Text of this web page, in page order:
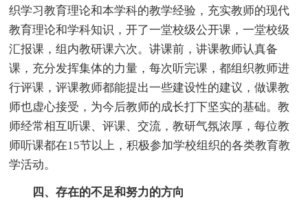
织学习教育理论和本学科的教学经验，充实教师的现代
教育理论和学科知识，开了一堂校级公开课，一堂校级
汇报课，组内教研课六次。讲课前，讲课教师认真备
课，充分发挥集体的力量，每次听完课，都组织教师进
行评课，评课教师都能提出一些建设性的建议，做课教
师也虚心接受，为今后教师的成长打下坚实的基础。教
师经常相互听课、评课、交流，教研气氛浓厚，每位教
师听课都在15节以上，积极参加学校组织的各类教育教
学活动。
四、存在的不足和努力的方向